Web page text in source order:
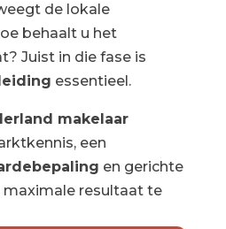
de lokale
behaalt u het
Juist in die fase is
essentieel.
makelaar
een
en gerichte
resultaat te